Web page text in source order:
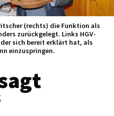
(rechts) die Funktion als
zurückgelegt. Links HGV-
sich bereit erklärt hat, als
einzuspringen.